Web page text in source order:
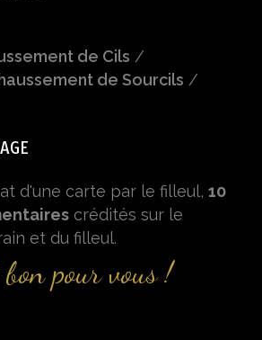
de Cils /
de Sourcils /
d'une carte par le filleul, 10
crédités sur le
et du filleul.
bon pour vous !